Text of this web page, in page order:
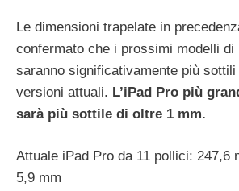
Le dimensioni trapelate in
confermato che i prossimi modelli di
saranno significativamente più
versioni attuali. L’‌iPad Pro‌ più
sarà più sottile di oltre 1 mm.
Attuale ‌iPad Pro‌ da 11 pollici: 247,6
5,9 mm